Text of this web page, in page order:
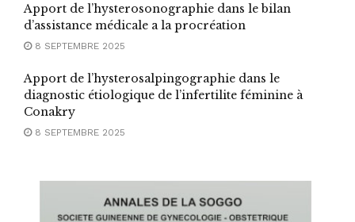
Apport de l’hysterosonographie dans le bilan
d’assistance médicale a la procréation
8 SEPTEMBRE 2025
Apport de l’hysterosalpingographie dans le
diagnostic étiologique de l’infertilite féminine à
Conakry
8 SEPTEMBRE 2025